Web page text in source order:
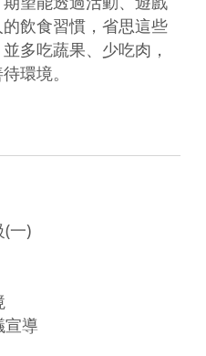
飲食習慣，省思這些
多吃蔬果、少吃肉，
環境。
一)
宣導